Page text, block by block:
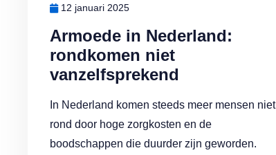
Armoede in Nederland:
rondkomen niet
vanzelfsprekend
12 januari 2025
In Nederland komen steeds meer mensen niet
rond door hoge zorgkosten en de
boodschappen die duurder zijn geworden.